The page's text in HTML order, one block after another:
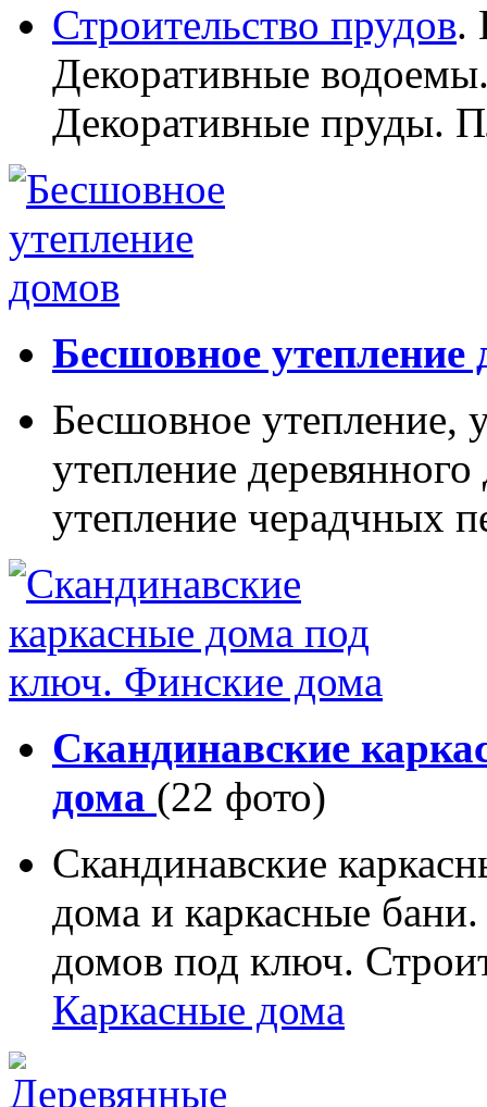
Строительство прудов.
Декоративные
Декоративные пруды.
Бесшовное утепление
Бесшовное утепление,
утепление
утепление черадчных
Скандинавские
дома (22 фото)
Скандинавские
дома и каркасные
домов под ключ.
Каркасные дома